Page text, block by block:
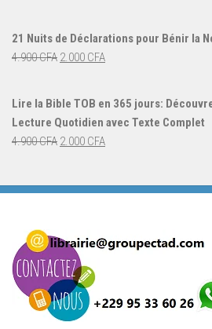
4.000 CFA.3.000 CFA.
21 Nuits de Déclarations pour Bénir la
4.900CFA Le
4.900 CFA.
2.000 CFALe
Lire la Bible TOB en 365 jours:
Lecture Quotidien avec Texte Complet
4.900CFA Le
était :
2.000 CFALe
est :